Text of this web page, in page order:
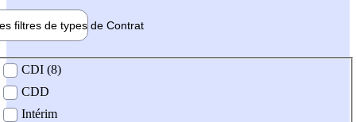
filtres de types de Contrat
contrat
CDI (8)
CDD
Intérim